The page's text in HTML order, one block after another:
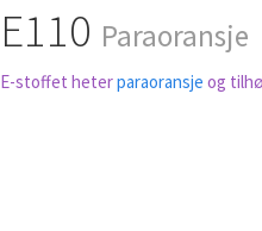
E110 Paraoransje
E-stoffet heterparaoransje og